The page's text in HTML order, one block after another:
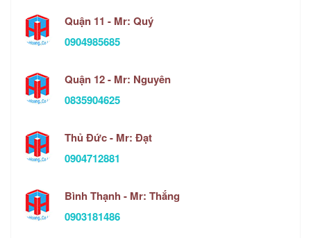
Quận 11 - Mr: Quý
0904985685
Quận 12 - Mr: Nguyên
0835904625
Thủ Đức - Mr: Đạt
0904712881
Bình Thạnh - Mr: Thắng
0903181486